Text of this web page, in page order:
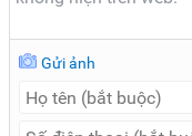
Gửi ảnh